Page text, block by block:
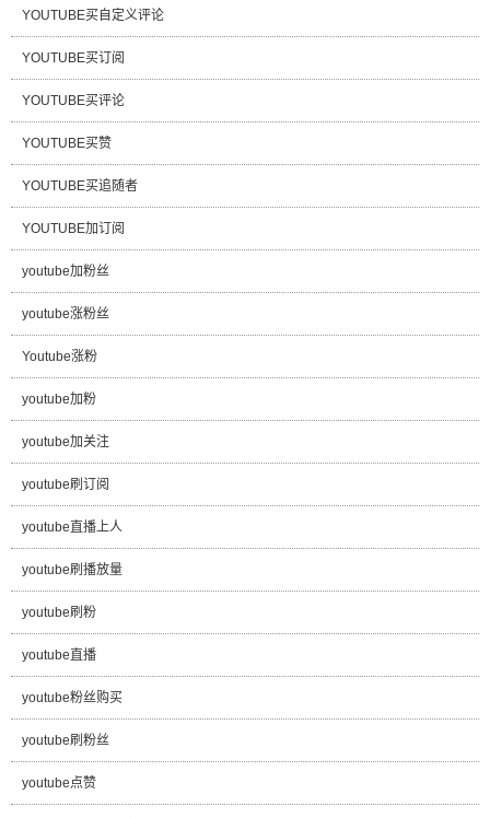
YOUTUBE买自定义评论
YOUTUBE买订阅
YOUTUBE买评论
YOUTUBE买赞
YOUTUBE买追随者
YOUTUBE加订阅
youtube加粉丝
youtube涨粉丝
Youtube涨粉
youtube加粉
youtube加关注
youtube刷订阅
youtube直播上人
youtube刷播放量
youtube刷粉
youtube直播
youtube粉丝购买
youtube刷粉丝
youtube点赞